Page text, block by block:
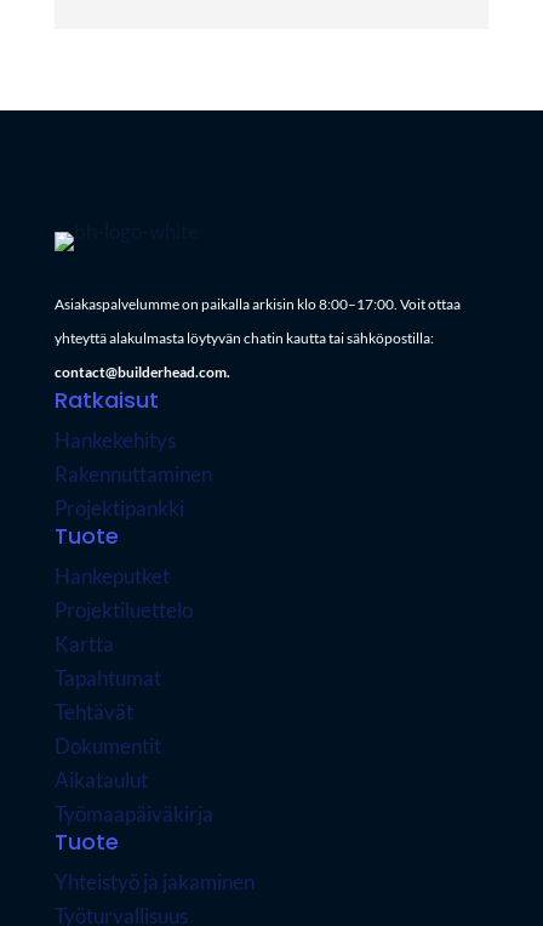
Asiakaspalvelumme on paikalla arkisin klo 8:00–17:00. Voit ottaa
yhteyttä alakulmasta löytyvän chatin kautta tai sähköpostilla:
contact@builderhead.com.
Ratkaisut
Hankekehitys
Rakennuttaminen
Projektipankki
Tuote
Hankeputket
Projektiluettelo
Kartta
Tapahtumat
Tehtävät
Dokumentit
Aikataulut
Työmaapäiväkirja
Tuote
Yhteistyö ja jakaminen
Työturvallisuus